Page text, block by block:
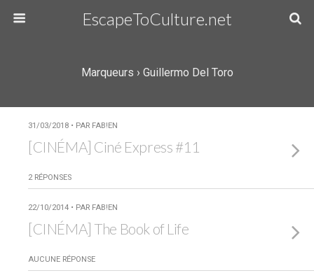
EscapeToCulture.net
Marqueurs › Guillermo Del Toro
31/03/2018 • PAR FAB!EN
[CINÉMA] Ciné Express #11
2 RÉPONSES
22/10/2014 • PAR FAB!EN
[CINÉMA] The Book of Life
AUCUNE RÉPONSE